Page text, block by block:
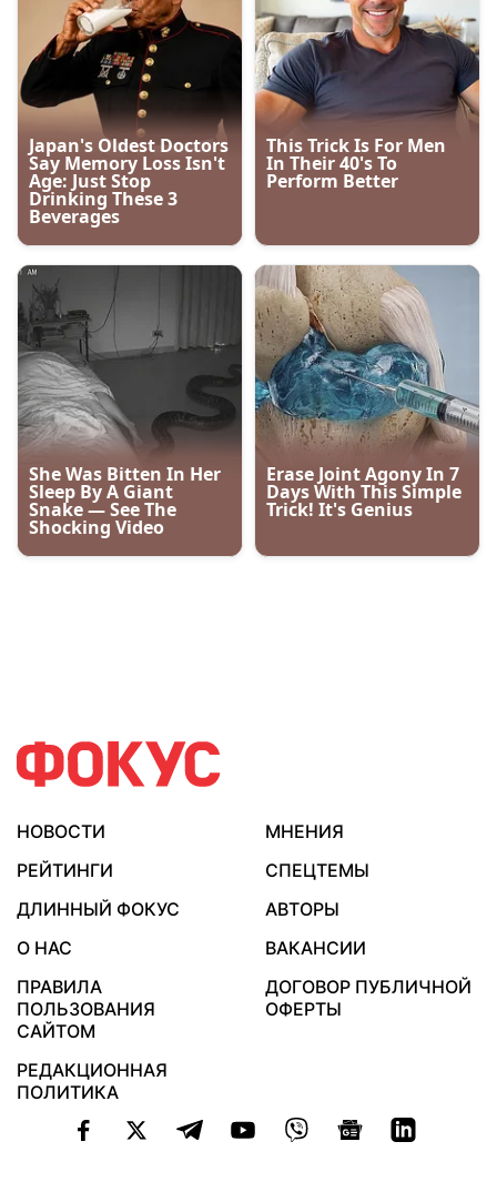
НОВОСТИ
МНЕНИЯ
РЕЙТИНГИ
СПЕЦТЕМЫ
ДЛИННЫЙ ФОКУС
АВТОРЫ
О НАС
ВАКАНСИИ
ПРАВИЛА
ПОЛЬЗОВАНИЯ
САЙТОМ
ДОГОВОР ПУБЛИЧНОЙ
ОФЕРТЫ
РЕДАКЦИОННАЯ
ПОЛИТИКА